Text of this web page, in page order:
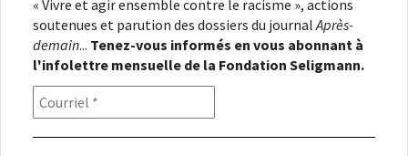
« Vivre et agir ensemble contre le racisme », actions
soutenues et parution des dossiers du journalAprès-
demain... Tenez-vous informés en vous abonnant à
l'infolettre mensuelle de la Fondation Seligmann.